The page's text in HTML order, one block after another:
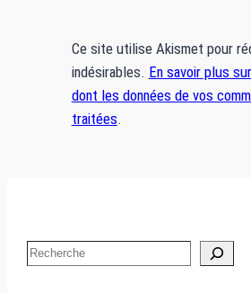
Ce site utilise Akismet pour
indésirables. En savoir plus
dont les données de vos
traitées.
Search